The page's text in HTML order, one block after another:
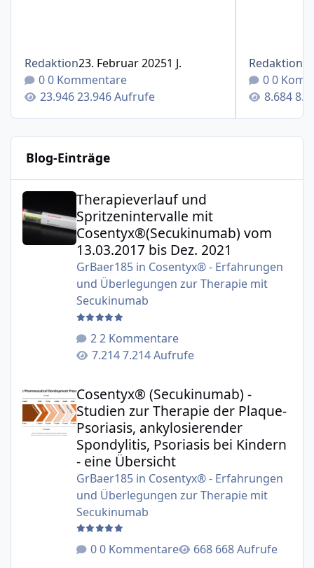
Redaktion23. Februar 20251 J.
0 Kommentare
23.946 Aufrufe
Redaktion
0
Blog-Einträge
Therapieverlauf und Spritzenintervalle mit
Therapieverlauf und
Spritzenintervalle mit
Cosentyx®(Secukinumab) vom
13.03.2017 bis Dez. 2021
GrBaer185in Cosentyx® - Erfahrungen
und Überlegungen zur Therapie mit
Secukinumab
2 Kommentare
7.214 Aufrufe
Cosentyx® (Secukinumab) -
Studien zur Therapie der Plaque-
Psoriasis, ankylosierender
Spondylitis, Psoriasis bei Kindern
- eine Übersicht
GrBaer185in Cosentyx® - Erfahrungen
und Überlegungen zur Therapie mit
Secukinumab
0 Kommentare
668 Aufrufe